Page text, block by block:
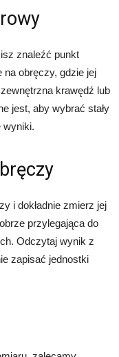
znaleźć punkt
na obręczy, gdzie jej
krawędź lub
jest, aby wybrać stały
wyniki.
i dokładnie zmierz jej
przylegająca do
Odczytaj wynik z
zapisać jednostki